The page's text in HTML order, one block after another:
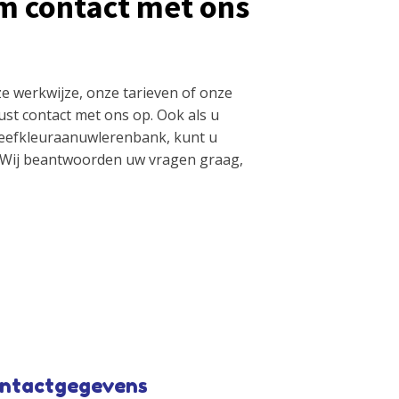
werkwijze, onze tarieven of onze
contact met ons op. Ook als u
kunt u
beantwoorden uw vragen graag,